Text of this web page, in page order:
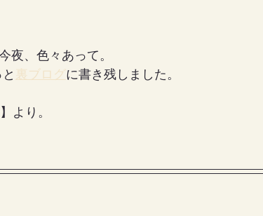
夜、色々あって。
裏ブログに書き残しました。
より。